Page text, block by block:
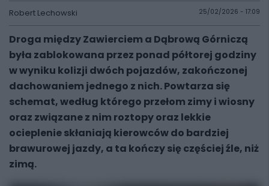
Robert Lechowski 25/02/2026 - 17:09
Droga między Zawierciem a Dąbrową Górniczą
była zablokowana przez ponad półtorej godziny
w wyniku kolizji dwóch pojazdów, zakończonej
dachowaniem jednego z nich. Powtarza się
schemat, według którego przełom zimy i wiosny
oraz związane z nim roztopy oraz lekkie
ocieplenie skłaniają kierowców do bardziej
brawurowej jazdy, a ta kończy się częściej źle, niż
zimą.